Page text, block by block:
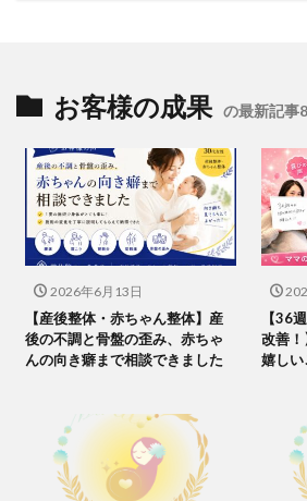
お客様の成果 の最新記事
2026年6月13日
【産後整体・赤ちゃん整体】産
後の不調と骨盤の歪み、赤ちゃ
んの向き癖まで相談できました
【36
改善！
嬉しい